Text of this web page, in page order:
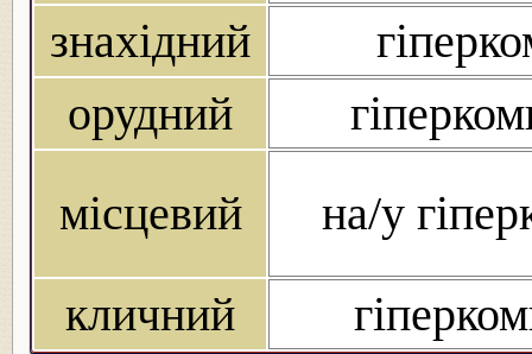
знахідний
орудний
місцевий
на/у
кличний